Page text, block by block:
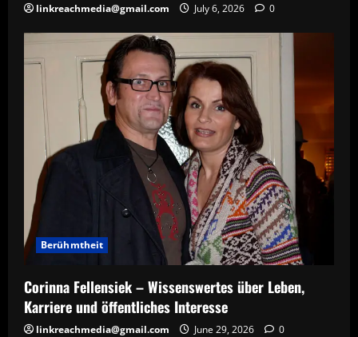
linkreachmedia@gmail.com July 6, 2026 0
Berühmtheit
Corinna Fellensiek – Wissenswertes über Leben,
Karriere und öffentliches Interesse
linkreachmedia@gmail.com June 29, 2026 0